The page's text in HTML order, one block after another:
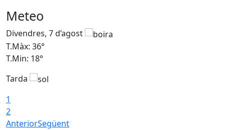
Meteo
Divendres, 7 d’agost
T.Màx: 36°
T.Min: 18°
Tarda
1
2
AnteriorSegüent